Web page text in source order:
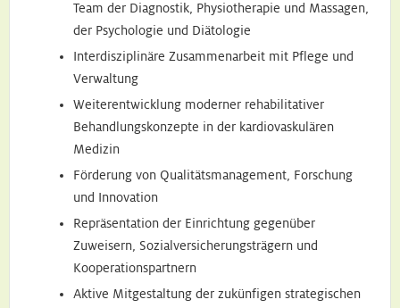
Team der Diagnostik, Physiotherapie und Massagen,
der Psychologie und Diätologie
Interdisziplinäre Zusammenarbeit mit Pflege und
Verwaltung
Weiterentwicklung moderner rehabilitativer
Behandlungskonzepte in der kardiovaskulären
Medizin
Förderung von Qualitätsmanagement, Forschung
und Innovation
Repräsentation der Einrichtung gegenüber
Zuweisern, Sozialversicherungsträgern und
Kooperationspartnern
Aktive Mitgestaltung der zukünfigen strategischen